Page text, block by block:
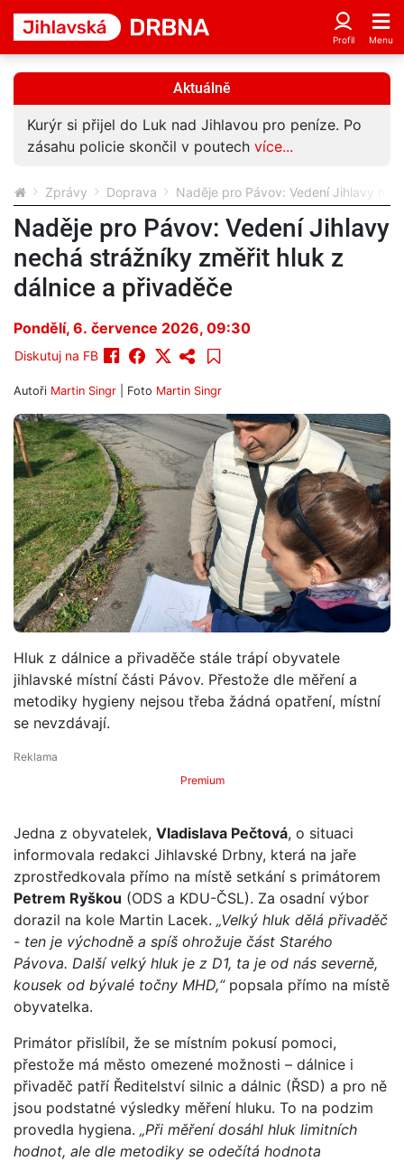
Aktuálně
Kurýr si přijel do Luk nad Jihlavou pro peníze. Po
zásahu policie skončil v poutech více...
Zprávy Doprava Naděje pro Pávov: Vedení Jihlavy
Naděje pro Pávov: Vedení Jihlavy
nechá strážníky změřit hluk z
dálnice a přivaděče
Pondělí, 6. července 2026, 09:30
Diskutuj na FB
Autoři Martin Singr | Foto Martin Singr
Hluk z dálnice a přivaděče stále trápí obyvatele
jihlavské místní části Pávov. Přestože dle měření a
metodiky hygieny nejsou třeba žádná opatření, místní
se nevzdávají.
Premium
Jedna z obyvatelek, Vladislava Pečtová, o situaci
informovala redakci Jihlavské Drbny, která na jaře
zprostředkovala přímo na místě setkání s primátorem
Petrem Ryškou (ODS a KDU-ČSL). Za osadní výbor
dorazil na kole Martin Lacek. „Velký hluk dělá přivaděč
- ten je východně a spíš ohrožuje část Starého
Pávova. Další velký hluk je z D1, ta je od nás severně,
kousek od bývalé točny MHD,“popsala přímo na místě
obyvatelka.
Primátor přislíbil, že se místním pokusí pomoci,
přestože má město omezené možnosti – dálnice i
přivaděč patří Ředitelství silnic a dálnic (ŘSD) a pro ně
jsou podstatné výsledky měření hluku. To na podzim
provedla hygiena. „Při měření dosáhl hluk limitních
hodnot, ale dle metodiky se odečítá hodnota